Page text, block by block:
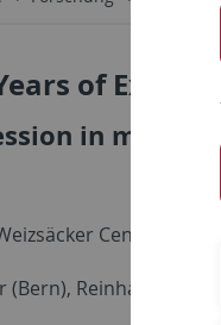
of Explicit
in
Center,
Reinhard Kahle